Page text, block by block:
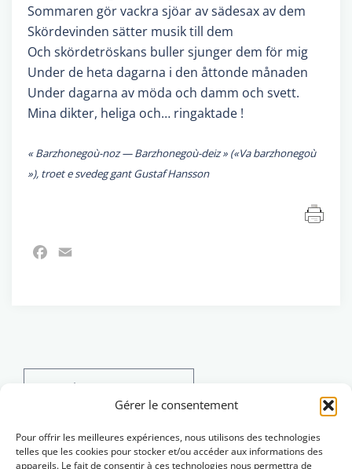
Gérer le consentement
Pour offrir les meilleures expériences, nous utilisons des technologies
telles que les cookies pour stocker et/ou accéder aux informations des
appareils. Le fait de consentir à ces technologies nous permettra de
Sommaren gör vackra sjöar av sädesax av dem
Skördevinden sätter musik till dem
Och skördetröskans buller sjunger dem för mig
Under de heta dagarna i den åttonde månaden
Under dagarna av möda och damm och svett.
Mina dikter, heliga och… ringaktade !
« Barzhonegoù-noz — Barzhonegoù-deiz » («Va barzhonegoù
»), troet e svedeg gant Gustaf Hansson
Facebook